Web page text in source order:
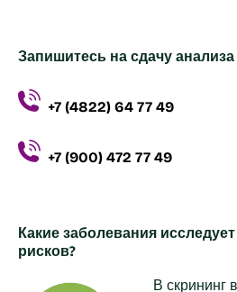
Запишитесь на сдачу
+7 (4822) 64 77 49
+7 (900) 472 77 49
Какие заболевания
рисков?
В скрининг